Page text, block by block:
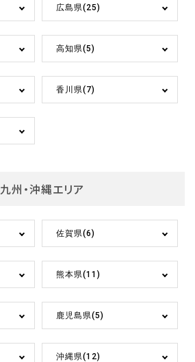
広島県(25)
高知県(5)
香川県(7)
九州・沖縄エリア
佐賀県(6)
熊本県(11)
鹿児島県(5)
沖縄県(12)